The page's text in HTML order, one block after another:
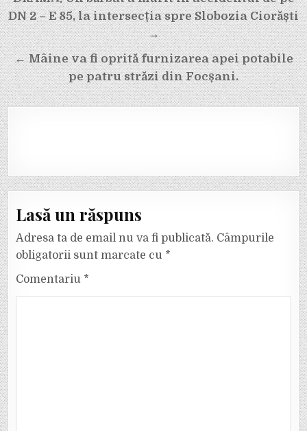
în
articole
DN 2 – E 85, la intersecția spre Slobozia Ciorăști
→
← Mâine va fi oprită furnizarea apei potabile
pe patru străzi din Focșani.
Lasă un răspuns
Adresa ta de email nu va fi publicată. Câmpurile
obligatorii sunt marcate cu *
Comentariu *